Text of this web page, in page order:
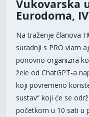
Vukovarska
Eurodoma,
Na traženje članova
suradnji s PRO viam
ponovno organizira
žele od ChatGPT-a
koji povremeno
sustav“ koji će se
početkom u 10 sati u